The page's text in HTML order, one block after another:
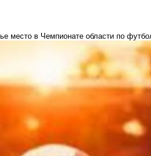
место в Чемпионате области по